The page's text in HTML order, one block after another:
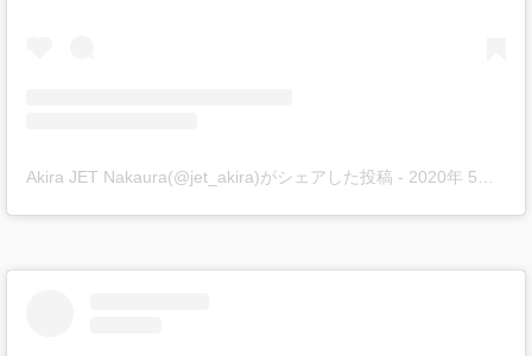
Akira JET Nakaura(@jet_akira)がシェアした投稿 - 2020年 5月月16日午後8時25分PDT